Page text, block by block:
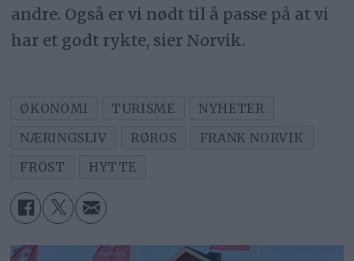
andre. Også er vi nødt til å passe på at vi
har et godt rykte, sier Norvik.
ØKONOMI TURISME
NYHETER
NÆRINGSLIV
RØROS
FRANK NORVIK
FROST
HYTTE